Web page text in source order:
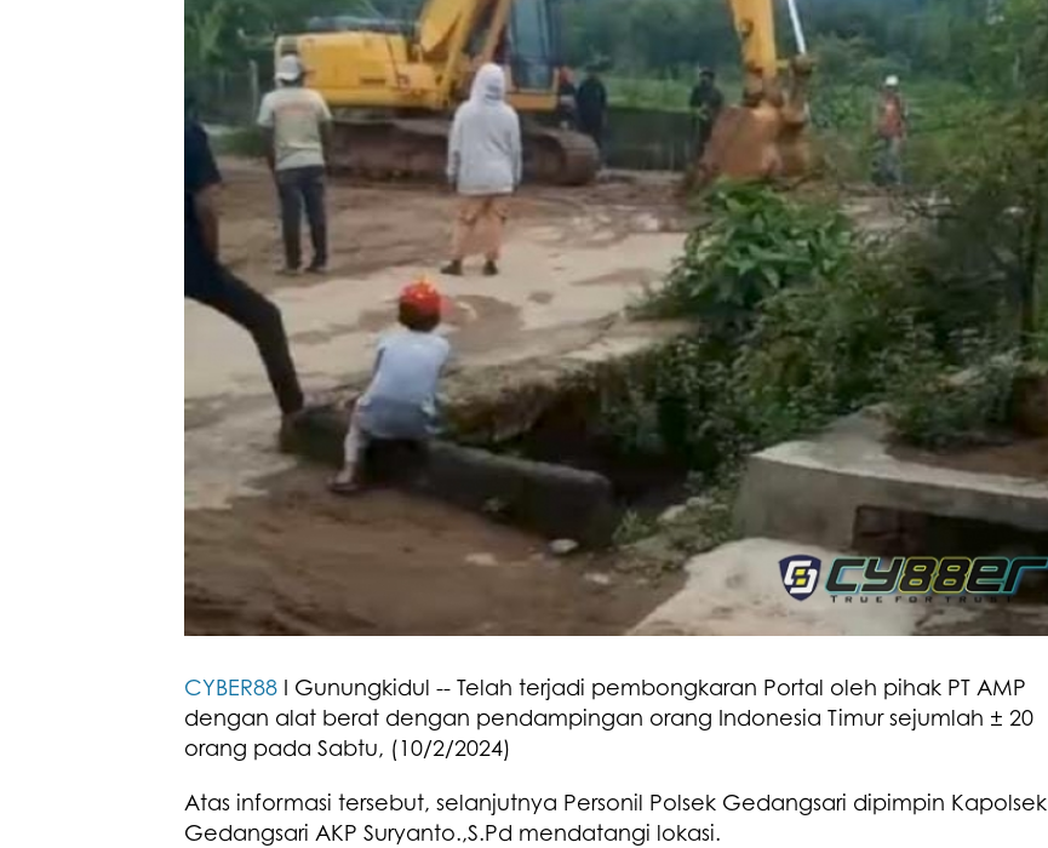
CYBER88 I Gunungkidul -- Telah terjadi pembongkaran Portal oleh pihak PT AMP
dengan alat berat dengan pendampingan orang Indonesia Timur sejumlah ± 20
orang pada Sabtu, (10/2/2024)
Atas informasi tersebut, selanjutnya Personil Polsek Gedangsari dipimpin Kapolsek
Gedangsari AKP Suryanto.,S.Pd mendatangi lokasi.